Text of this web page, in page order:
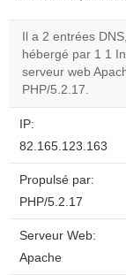
Il a 2 entrées DNS,
hébergé par 1 1
serveur web
PHP/5.2.17.
IP:
82.165.123.163
Propulsé par:
PHP/5.2.17
Serveur Web:
Apache